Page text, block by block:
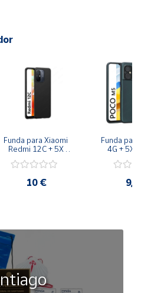
al tratarse de un protector
Funda para Xiaomi
Redmi 12C + 5X
Cristal Templado -
10 €
Funda
4G + 5X